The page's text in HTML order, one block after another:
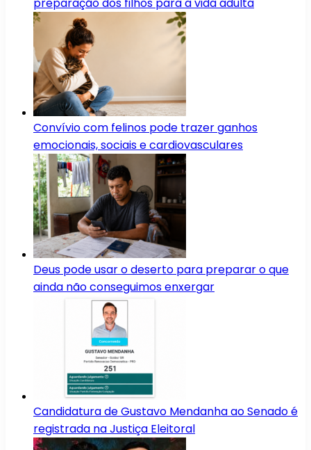
Convívio com felinos pode trazer ganhos
emocionais, sociais e cardiovasculares
Deus pode usar o deserto para preparar o que
ainda não conseguimos enxergar
Candidatura de Gustavo Mendanha ao Senado é
registrada na Justiça Eleitoral